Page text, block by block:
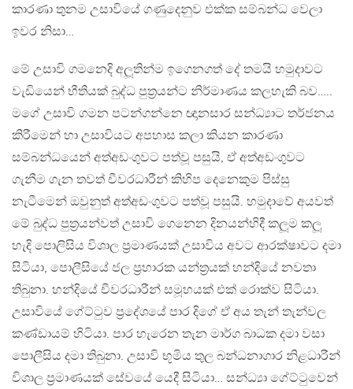
කාරණා තුනම උසාවියේ ගණුදෙනුව එක්ක සම්බන්ධ වෙලා
ඉවර නිසා…
මේ උසාවි ගමනෙදි අලූතින්ම ඉගෙනගත් දේ තමයි හමුදාවට
වැඩියෙන් භීතියක් බුද්ධ පුත‍්‍රයන්ට නිර්මාණය කලහැකි බව…..
මගේ උසාවි ගමන පටන්ගන්නෙ ඥානසාර සන්ධ්‍යාට තර්ජනය
කිරීමෙන් හා උසාවියට අපහාස කලා කියන කාරණා
සම්බන්ධයෙන් අත්අඩංගුවට පත්වූ පසුයි, ඒ අත්අඩංගුවට
ගැනීම ගැන තවත් චීවරධාරීන් කිහිප දෙනෙකුම පිස්සු
නැටීමෙන් ඔවුනුත් අත්අඩංගුවට පත්වූ පසුයි. හමුදාවේ අයවත්
මේ බුද්ධ පුත‍්‍රයන්වත් උසාවි ගෙනෙන දිනයන්හිදී කලූම කලූ
හැදි පොලිසිය විශාල ප‍්‍රමාණයක් උසාවිය අවට ආරක්ෂාවට දමා
සිටියා, පොලීසියේ ජල ප‍්‍රහාරක යන්ත‍්‍රයක් හන්දියේ නවතා
තිබුනා. හන්දියේ චීවරධාරීන් සමූහයක් එක් රොක්ව සිටියා.
උසාවියේ ගේට්ටුව ප‍්‍රදේශයේ පාර දිගේ ඒ අය තැන් තැන්වල
කණ්ඩායම් හිටියා. පාර හැරෙන තැන මාර්ග බාධක දමා වසා
පොලීසිය දමා තිබුනා. උසාවි භූමිය තුල බන්ධනාගාර නිළධාරීන්
විශාල ප‍්‍රමාණයක් සේවයේ යෙදී සිටියා… සන්ධ්‍යා ගේට්ටුවෙන්